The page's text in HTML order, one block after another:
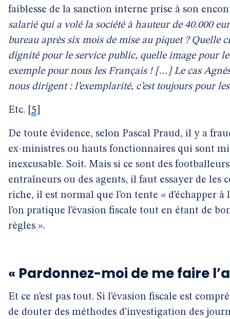
faiblesse de la sanction interne prise à son
salarié qui a volé la société à hauteur de 40.000
bureau après six mois de mise au piquet ? Quelle
dignité pour le service public, quelle image pour
exemple pour nous les Français ! […] Le cas
nous dirigent : l’exemplarité, c’est toujours pour
Etc. 5
De toute évidence, selon Pascal Praud, il y a
ex-ministres ou hauts fonctionnaires qui sont
inexcusable. Soit. Mais si ce sont des
entraîneurs ou des agents, il faut essayer de les
riche, il est normal que l’on tente « d’échapper
l’on pratique l’évasion fiscale tout en étant de
règles ».
« Pardonnez-moi de me faire
Et ce n’est pas tout. Si l’évasion fiscale est
de douter des méthodes d’investigation des